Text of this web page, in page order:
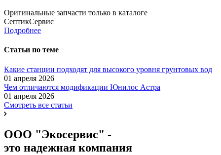
Оригинальные запчасти только в каталоге
СептикСервис
Подробнее
Статьи по теме
Какие станции подходят для высокого уровня грунтовых вод
01 апреля 2026
Чем отличаются модификации Юнилос Астра
01 апреля 2026
Смотреть все статьи
ООО "Экосервис" -
это надежная компания